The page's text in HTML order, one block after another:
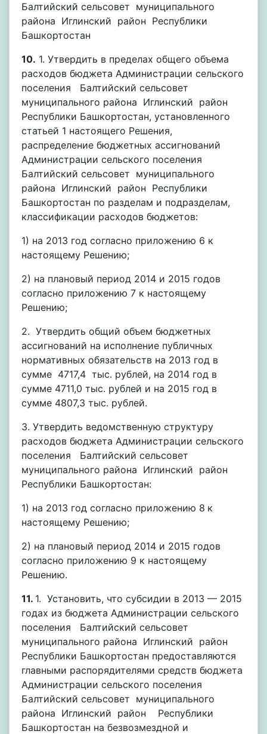
Балтийский сельсовет муниципального
района Иглинский район Республики
Башкортостан
10. 1. Утвердить в пределах общего объема
расходов бюджета Администрации сельского
поселения Балтийский сельсовет
муниципального района Иглинский район
Республики Башкортостан, установленного
статьей 1 настоящего Решения,
распределение бюджетных ассигнований
Администрации сельского поселения
Балтийский сельсовет муниципального
района Иглинский район Республики
Башкортостан по разделам и подразделам,
классификации расходов бюджетов:
1) на 2013 год согласно приложению 6 к
настоящему Решению;
2) на плановый период 2014 и 2015 годов
согласно приложению 7 к настоящему
Решению;
2. Утвердить общий объем бюджетных
ассигнований на исполнение публичных
нормативных обязательств на 2013 год в
сумме 4717,4 тыс. рублей, на 2014 год в
сумме 4711,0 тыс. рублей и на 2015 год в
сумме 4807,3 тыс. рублей.
3. Утвердить ведомственную структуру
расходов бюджета Администрации сельского
поселения Балтийский сельсовет
муниципального района Иглинский район
Республики Башкортостан:
1) на 2013 год согласно приложению 8 к
настоящему Решению;
2) на плановый период 2014 и 2015 годов
согласно приложению 9 к настоящему
Решению.
11. 1. Установить, что субсидии в 2013 — 2015
годах из бюджета Администрации сельского
поселения Балтийский сельсовет
муниципального района Иглинский район
Республики Башкортостан предоставляются
главными распорядителями средств бюджета
Администрации сельского поселения
Балтийский сельсовет муниципального
района Иглинский район Республики
Башкортостан на безвозмездной и